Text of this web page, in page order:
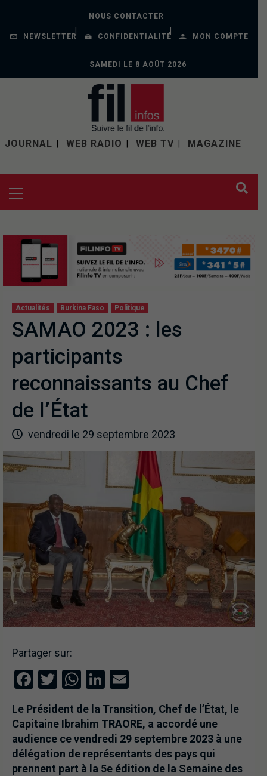
NOUS CONTACTER
NEWSLETTER CONFIDENTIALITÉ MON COMPTE
SAMEDI LE 8 AOÛT 2026
JOURNAL WEB RADIO WEB TV MAGAZINE
Actualités Burkina Faso Politique
SAMAO 2023 : les
participants
reconnaissants au Chef
de l’État
vendredi le 29 septembre 2023
Partager sur:
Facebook
Twitter
WhatsApp
LinkedIn
Le Président de la Transition, Chef de l’État, le
Capitaine Ibrahim TRAORE, a accordé une
audience ce vendredi 29 septembre 2023 à une
délégation de représentants des pays qui
prennent part à la 5e édition de la Semaine des